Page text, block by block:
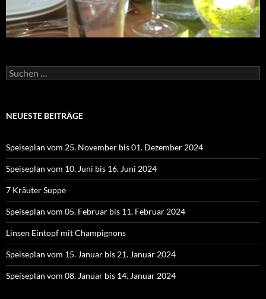
Suchen
nach:
NEUESTE BEITRÄGE
Speiseplan vom 25. November bis 01. Dezember 2024
Speiseplan vom 10. Juni bis 16. Juni 2024
7 Kräuter Suppe
Speiseplan vom 05. Februar bis 11. Februar 2024
Linsen Eintopf mit Champignons
Speiseplan vom 15. Januar bis 21. Januar 2024
Speiseplan vom 08. Januar bis 14. Januar 2024